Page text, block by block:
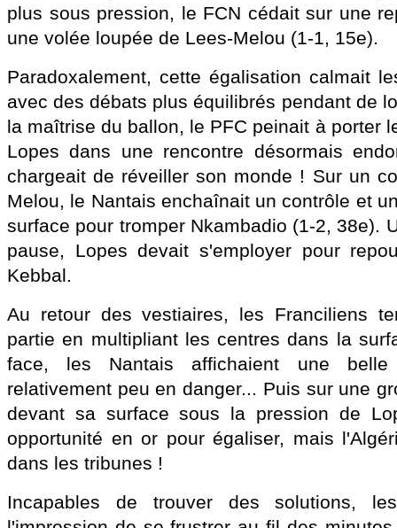
plus sous pression, le FCN cédait sur une
une volée loupée de Lees-Melou (1-1, 15e).
Paradoxalement, cette égalisation calmait
avec des débats plus équilibrés pendant de
la maîtrise du ballon, le PFC peinait à porter
Lopes dans une rencontre désormais
chargeait de réveiller son monde ! Sur un
Melou, le Nantais enchaînait un contrôle et
surface pour tromper Nkambadio (1-2, 38e).
pause, Lopes devait s'employer pour
Kebbal.
Au retour des vestiaires, les Franciliens
partie en multipliant les centres dans la
face, les Nantais affichaient une
relativement peu en danger... Puis sur une
devant sa surface sous la pression de
opportunité en or pour égaliser, mais
dans les tribunes !
Incapables de trouver des solutions,